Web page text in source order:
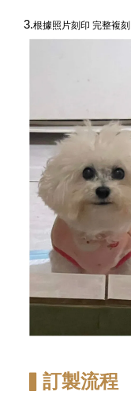
3.根據照片刻印 完整複刻
▍訂製流程